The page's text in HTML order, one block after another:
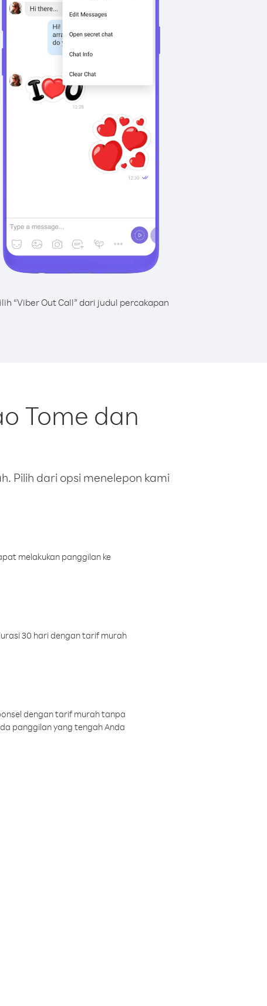
“Viber Out Call” dari judul percakapan
Tome dan
Pilih dari opsi menelepon kami
melakukan panggilan ke
30 hari dengan tarif murah
dengan tarif murah tanpa
panggilan yang tengah Anda